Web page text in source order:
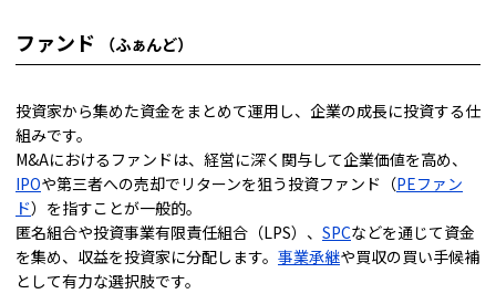
ファンド （ふぁんど）
投資家から集めた資金をまとめて運用し、企業の成長に投資する仕
組みです。
M&Aにおけるファンドは、経営に深く関与して企業価値を高め、
IPOや第三者への売却でリターンを狙う投資ファンド（PEファン
ド）を指すことが一般的。
匿名組合や投資事業有限責任組合（LPS）、 SPCなどを通じて資金
を集め、収益を投資家に分配します。 事業承継や買収の買い手候補
として有力な選択肢です。